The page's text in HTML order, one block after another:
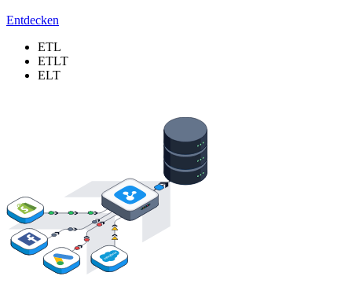
Entdecken
ETL
ETLT
ELT